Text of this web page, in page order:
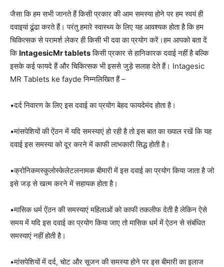
जैसा कि हम सभी जानते हैं किसी प्रकार की आम समस्या होने पर हम स्वयं ही
दवाइयां ढूंढा करते हैं। परंतु हमारे स्वास्थ्य के लिए यह आवश्यक होता है कि हम
चिकित्सक से परामर्श लेकर ही किसी भी दवा का प्रयोग करें।हम आपको बता दें
कि IntagesicMr tabletsकिसी प्रकार से हानिकारक दवाई नहीं है बल्कि
इसके कई फायदे हैं और चिकित्सक भी इससे जुड़े सलाह देते हैं। Intagesic
MR Tablets ke fayde निम्नलिखित हैं –
•दर्द निवारण के लिए इस दवाई का प्रयोग बेहद फायदेमंद होता है।
•मांसपेशियों की ऐंठन में यदि समस्याएं हो रही है तो इस बात का ख्याल रखें कि यह
दवाई इस समस्या को दूर करने में काफी लाभकारी सिद्ध होती है।
•क्रोनिकमस्कुलोस्केलेटलनामक बीमारी में इस दवाई का प्रयोग किया जाता है जो
इसे जड़ से खत्म करने में सहायक होता है।
•मासिक धर्म ऐंठन की समस्याएं महिलाओं को काफी तकलीफ देती है लेकिन ऐसे
समय में यदि इस दवाई का प्रयोग किया जाए तो मासिक धर्म में ऐठन से संबंधित
समस्याएं नहीं होती है।
•मांसपेशियों में दर्द, चोट और सूजन की समस्या होने पर इस बीमारी का इलाज